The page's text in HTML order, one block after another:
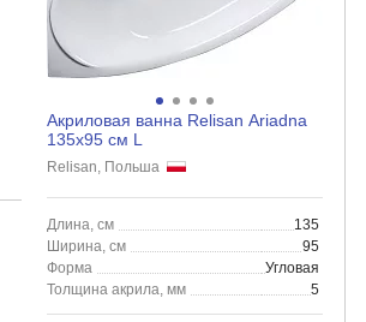
Акриловая ванна Relisan Ariadna
135x95 см L
Relisan, Польша
Длина, см
135
Ширина, см
95
Форма
Угловая
Толщина акрила, мм
5